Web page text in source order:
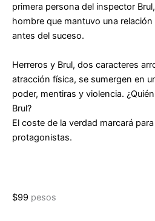
primera persona del inspector
hombre que mantuvo una
antes del suceso.
Herreros y Brul, dos caracteres
atracción física, se sumergen en
poder, mentiras y violencia.
Brul?
El coste de la verdad marcará
protagonistas.
$99 pesos